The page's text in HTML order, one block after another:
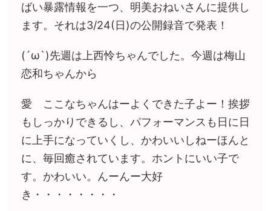
ばい暴露情報を一つ、明美おねいさんに提供し
ます。それは3/24(日)の公開録音で発表！
(´ω`)先週は上西怜ちゃんでした。今週は梅山
恋和ちゃんから
愛 ここなちゃんはーよくできた子よー！挨拶
もしっかりできるし、パフォーマンスも日に日
に上手になっていくし、かわいいしねーほんと
に、毎回癒されています。ホントにいい子で
す。かわいい。んーんー大好
き・・・・・・・・